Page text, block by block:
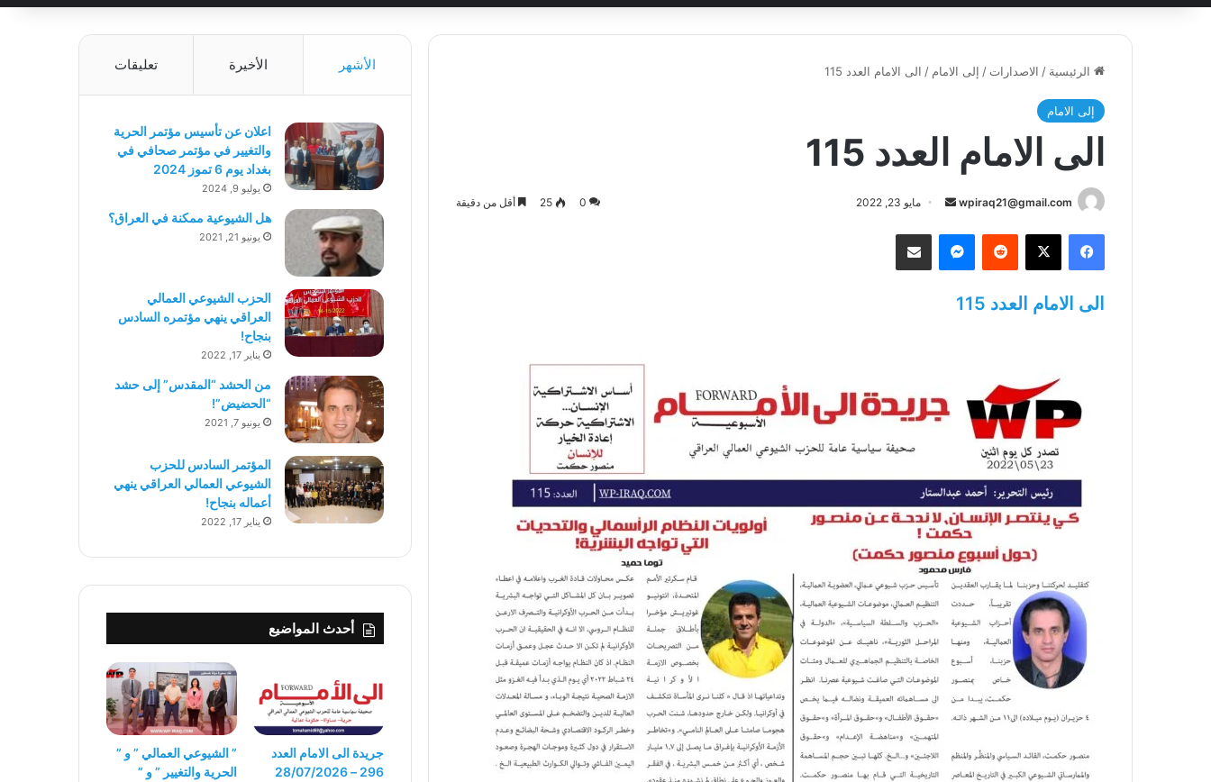
الرئيسية / الاصدارات / إلى الامام / الى الامام العدد 115
إلى الامام
الى الامام العدد 115
wpiraq21@gmail.com
أرسل
إلكترونيا
مايو 23, 2022 0
25 أقل من دقيقة
فيسبوك ‫X ماسنجر مشاركة عبر البريد
الى الامام العدد 115
الأشهر الأخيرة تعليقات
اعلان عن تأسيس مؤتمر الحرية
والتغيير في مؤتمر صحافي في
بغداد يوم 6 تموز 2024
يوليو 9, 2024
هل الشيوعية ممكنة في العراق؟
يونيو 21, 2021
الحزب الشيوعي العمالي
العراقي ينهي مؤتمره السادس
بنجاح!
يناير 17, 2022
من الحشد “المقدس” إلى حشد
“الحضيض”!
يونيو 7, 2021
المؤتمر السادس للحزب
الشيوعي العمالي العراقي ينهي
أعماله بنجاح!
يناير 17, 2022
أحدث المواضيع
جريدة الى الامام العدد
296 – 28/07/2026
” الشيوعي العمالي ” و ”
الحرية والتغيير ” و ”